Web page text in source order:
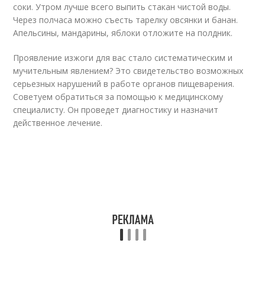
соки. Утром лучше всего выпить стакан чистой воды.
Через полчаса можно съесть тарелку овсянки и банан.
Апельсины, мандарины, яблоки отложите на полдник.
Проявление изжоги для вас стало систематическим и
мучительным явлением? Это свидетельство возможных
серьезных нарушений в работе органов пищеварения.
Советуем обратиться за помощью к медицинскому
специалисту. Он проведет диагностику и назначит
действенное лечение.